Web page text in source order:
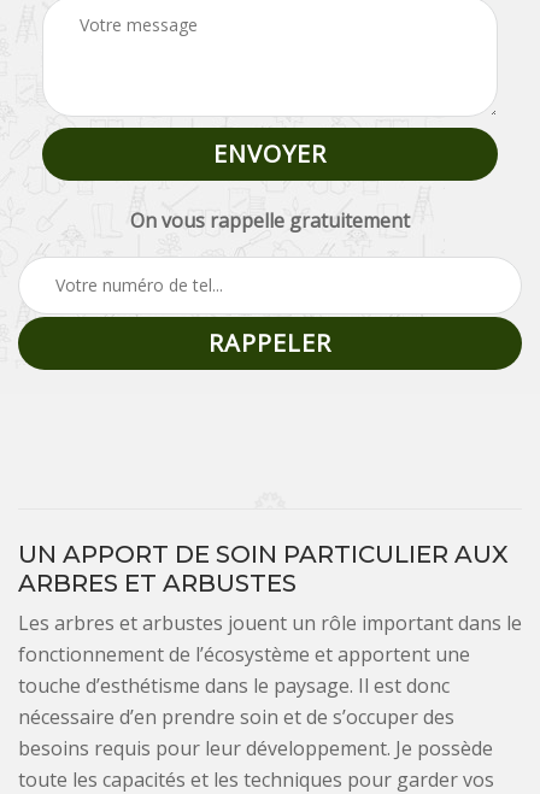
On vous rappelle gratuitement
UN APPORT DE SOIN PARTICULIER AUX
ARBRES ET ARBUSTES
Les arbres et arbustes jouent un rôle important dans le
fonctionnement de l’écosystème et apportent une
touche d’esthétisme dans le paysage. Il est donc
nécessaire d’en prendre soin et de s’occuper des
besoins requis pour leur développement. Je possède
toute les capacités et les techniques pour garder vos